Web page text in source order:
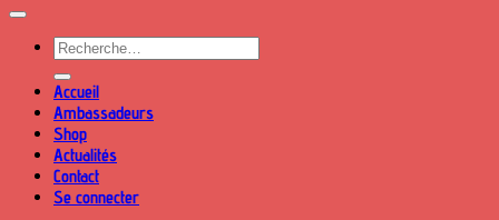
Recherche
Accueil
Ambassadeurs
Shop
Actualités
Contact
Se connecter